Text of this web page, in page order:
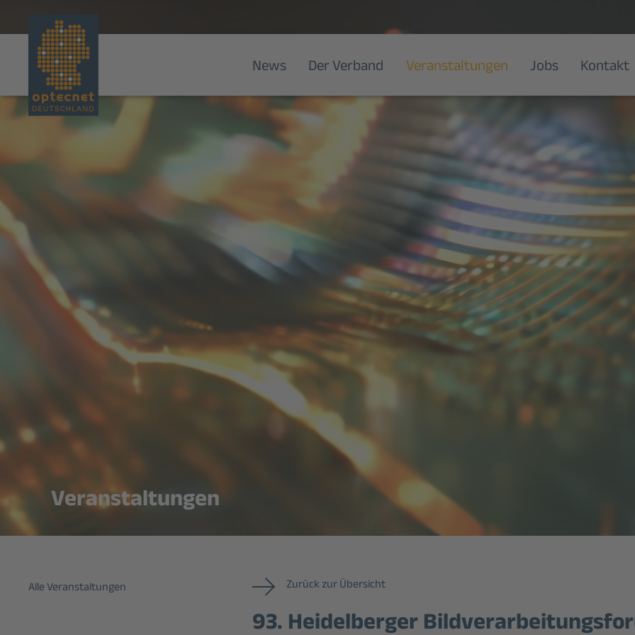
News Der Verband Veranstaltungen Jobs Kontakt
Veranstaltungen
Alle Veranstaltungen Zurück zur Übersicht
93. Heidelberger